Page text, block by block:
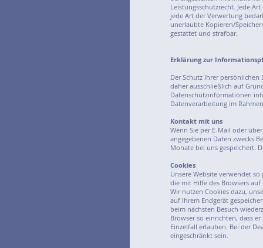
Leistungsschutzrecht. Jede
jede Art der Verwertung
unerlaubte Kopieren/
gestattet und strafbar.
Erklärung zur
Der Schutz Ihrer
daher ausschließlich auf
Datenschutzinformationen
Datenverarbeitung im
Kontakt mit uns
Wenn Sie per E-Mail oder
angegebenen Daten zwecks
Monate bei uns gespeichert.
Cookies
Unsere Website verwendet
die mit Hilfe des Browsers
Wir nutzen Cookies dazu,
auf Ihrem Endgerät
beim nächsten Besuch
Browser so einrichten, dass
Einzelfall erlauben. Bei der
eingeschränkt sein.